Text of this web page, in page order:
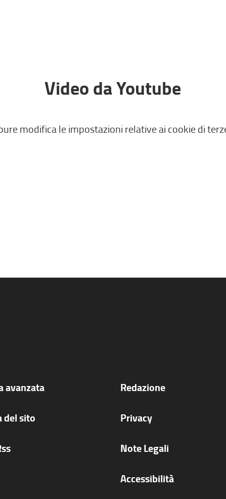
Video da Youtube
modifica le impostazioni relative ai cookie di
avanzata
del sito
Redazione
Privacy
Note Legali
Accessibilità